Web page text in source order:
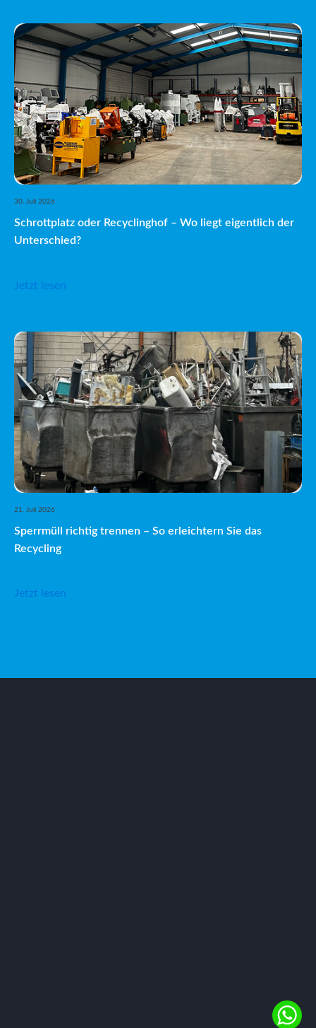
30. Juli 2026
Schrottplatz oder Recyclinghof – Wo liegt eigentlich der
Unterschied?
Jetzt lesen
21. Juli 2026
Sperrmüll richtig trennen – So erleichtern Sie das
Recycling
Jetzt lesen